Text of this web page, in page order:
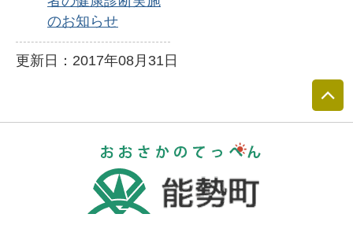
のお知らせ
更新日：2017年08月31日